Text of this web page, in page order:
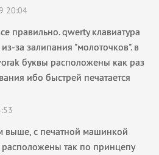
20:04
правильно. qwerty клавиатура
за залипания "молоточков". в
буквы расположены как раз
ибо быстрей печатается
выше, с печатной машинкой
так по принцепу